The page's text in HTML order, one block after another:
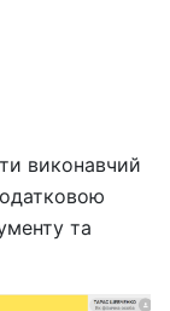
виконавчий
та